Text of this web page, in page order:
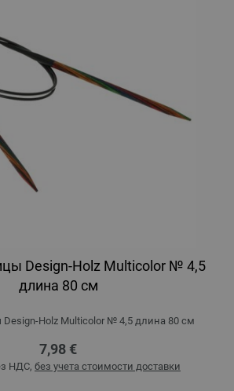
Design-Holz Multicolor № 4,5
длина 80 см
Design-Holz Multicolor № 4,5 длина 80 см
7,98 €
НДС, без учета стоимости доставки